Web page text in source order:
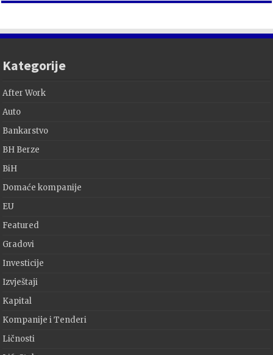
Kategorije
After Work
Auto
Bankarstvo
BH Berze
BiH
Domaće kompanije
EU
Featured
Gradovi
Investicije
Izvještaji
Kapital
Kompanije i Tenderi
Ličnosti